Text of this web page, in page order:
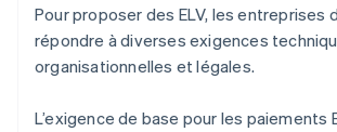
Pour proposer des ELV, les entreprises
répondre à diverses exigences
organisationnelles et légales.
L’exigence de base pour les paiements